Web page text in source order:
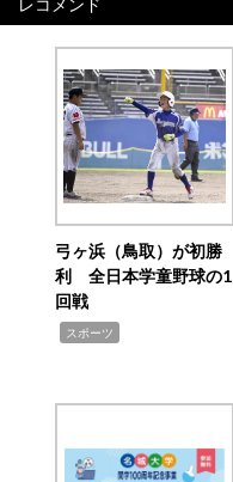
レコメンド
弓ヶ浜（鳥取）が初勝
利 全日本学童野球の1
回戦
スポーツ